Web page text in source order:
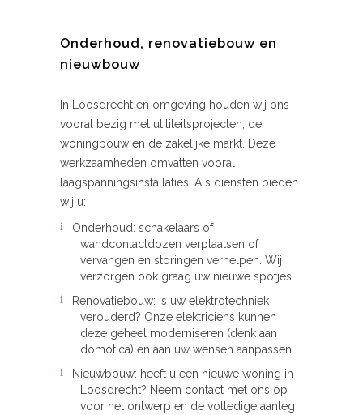
Onderhoud, renovatiebouw en
nieuwbouw
In Loosdrecht en omgeving houden wij ons
vooral bezig met utiliteitsprojecten, de
woningbouw en de zakelijke markt. Deze
werkzaamheden omvatten vooral
laagspanningsinstallaties. Als diensten bieden
wij u:
Onderhoud: schakelaars of
wandcontactdozen verplaatsen of
vervangen en storingen verhelpen. Wij
verzorgen ook graag uw nieuwe spotjes.
Renovatiebouw: is uw elektrotechniek
verouderd? Onze elektriciens kunnen
deze geheel moderniseren (denk aan
domotica) en aan uw wensen aanpassen.
Nieuwbouw: heeft u een nieuwe woning in
Loosdrecht? Neem contact met ons op
voor het ontwerp en de volledige aanleg